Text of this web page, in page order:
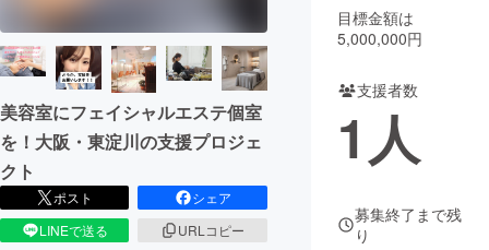
CAMPFIRE for Social Good CAMPFIRE Creation
CAMPFIREふるさと納税machi-ya コミュニティ
美容室にフェイシャルエステ個室
を！大阪・東淀川の支援プロジェ
クト
ポスト
シェア
LINEで送る
URLコピー
目標金額は
5,000,000円
支援者数
1人
募集終了まで残
り